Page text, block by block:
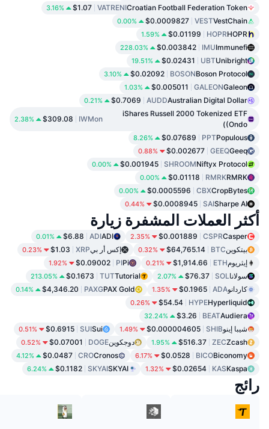
Croatian Football Federation Token
VATRENI
$1.07
3.16%
VestChain
VEST
$0.0009827
0.00%
HOPR
HOPR
$0.01199
1.59%
Immunefi
IMU
$0.003842
228.03%
Unibright
UBT
$0.02431
19.51%
Boson Protocol
BOSON
$0.02092
3.10%
Galeon
GALEON
$0.005011
1.03%
Australian Digital Dollar
AUDD
$0.7069
0.21%
iShares Russell 2000 Tokenized ETF
(Ondo)
IWMon
$309.08
2.38%
Populous
PPT
$0.07689
8.26%
Geeq
GEEQ
$0.002677
0.88%
Niftyx Protocol
SHROOM
$0.001945
0.00%
RMRK
RMRK
$0.01118
0.00%
CropBytes
CBX
$0.0005596
0.00%
Sharpe AI
SAI
$0.0008945
0.44%
أكثر العملات المشفرة زيارة
Casper
CSPR
$0.001889
2.35%
ADI
ADI
$6.88
0.01%
بيتكوينBTC
$64,765.14
0.32% إكس أر بيXRP
$1.03
0.23%
إيثريومETH
$1,914.66
0.21%
Pi
PI
$0.09002
1.92%
سولاناSOL
$76.37
2.07%
Tutorial
TUT
$0.1673
213.05%
كاردانوADA
$0.1965
1.35%
PAX Gold
PAXG
$4,346.20
0.14%
Hyperliquid
HYPE
$54.54
0.26%
Audiera
BEAT
$3.26
32.24%
شيبا إينوSHIB
$0.000004605
1.49%
Sui
SUI
$0.6915
0.51%
Zcash
ZEC
$516.37
1.95% دوجكوينDOGE
$0.07001
0.52%
Biconomy
BICO
$0.0528
6.17%
Cronos
CRO
$0.0487
4.12%
Kaspa
KAS
$0.02654
1.32%
SKYAI
SKYAI
$0.1182
6.24%
رائج